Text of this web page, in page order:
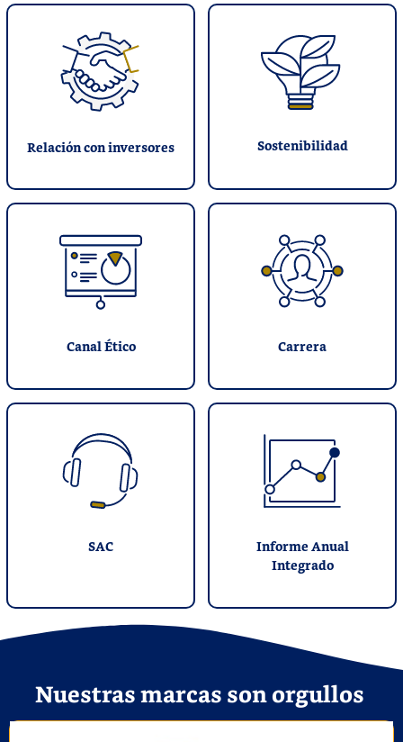
Relación con inversores Sostenibilidad
Canal Ético Carrera
SAC
Informe Anual
Integrado
Nuestras marcas son orgullos ​